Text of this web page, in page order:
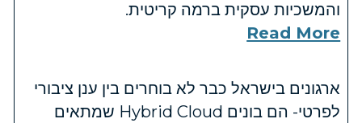
והמשכיות עסקית ברמה קריטית.
Read More
ארגונים בישראל כבר לא בוחרים בין ענן ציבורי
לפרטי- הם בונים Hybrid Cloud שמתאים